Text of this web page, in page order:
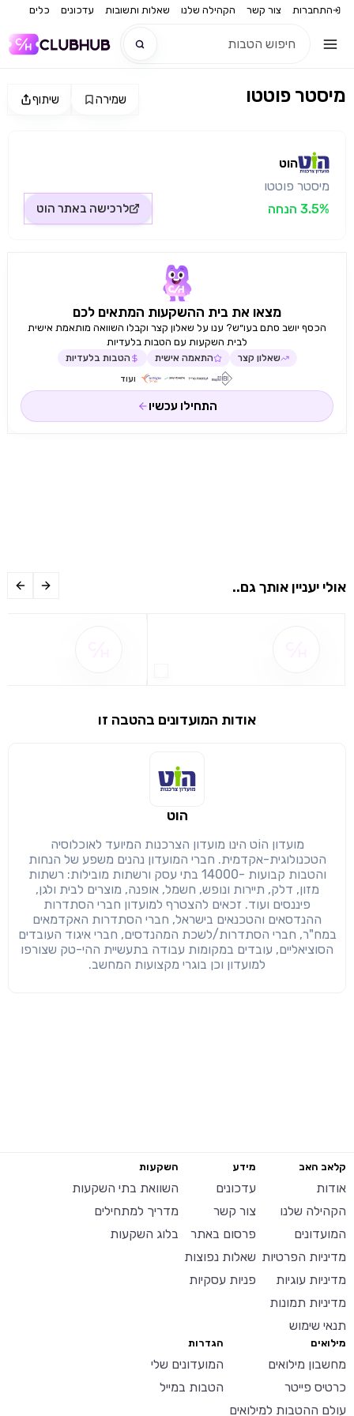
התחברות צור קשר הקהילה שלנו שאלות ותשובות עדכונים כלים
שיתוף
שימו לב!
מימוש הטבה זו ניתן רק לחברי
הבנתי, המשך לאתר
שיתוף שמירה מיסטר פוטטו
הוט
מיסטר פוטטו
3.5% הנחה
לרכישה באתר הוט
מצאו את בית ההשקעות המתאים לכם
הכסף יושב סתם בעו״ש? ענו על שאלון קצר וקבלו השוואה מותאמת אישית
לבית השקעות עם הטבות בלעדיות
שאלון קצר התאמה אישית הטבות בלעדיות
ועוד
התחילו עכשיו
אולי יעניין אותך גם..
אודות המועדונים בהטבה זו
הוט
מועדון הוֹט הינו מועדון הצרכנות המיועד לאוכלוסיה
הטכנולוגית-אקדמית. חברי המועדון נהנים משפע של הנחות
והטבות קבועות -14000 בתי עסק ורשתות מובילות: רשתות
מזון, דלק, תיירות ונופש, חשמל, אופנה, מוצרים לבית ולגן,
פיננסים ועוד. זכאים להצטרף למועדון חברי הסתדרות
ההנדסאים והטכנאים בישראל, חברי הסתדרות האקדמאים
במח"ר, חברי הסתדרות/לשכת המהנדסים, חברי איגוד העובדים
הסוציאליים, עובדים במקומות עבודה בתעשיית ההי-טק שצורפו
למועדון וכן בוגרי מקצועות המחשב.
קלאב האב
אודות
הקהילה שלנו
המועדונים
מדיניות הפרטיות
מדיניות עוגיות
מדיניות תמונות
תנאי שימוש
מידע
עדכונים
צור קשר
פרסום באתר
שאלות נפוצות
פניות עסקיות
השקעות
השוואת בתי השקעות
מדריך למתחילים
בלוג השקעות
מילואים
מחשבון מילואים
כרטיס פייטר
עולם ההטבות למילואים
הגדרות
המועדונים שלי
הטבות במייל